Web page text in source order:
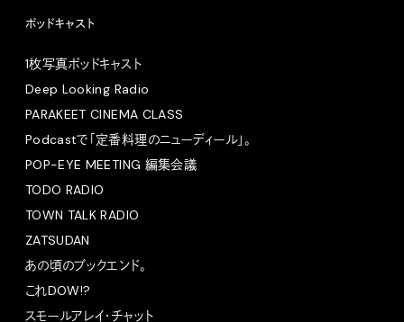
ポッドキャスト
1枚写真ポッドキャスト
Deep Looking Radio
PARAKEET CINEMA CLASS
Podcastで「定番料理のニューディール」。
POP-EYE MEETING 編集会議
TODO RADIO
TOWN TALK RADIO
ZATSUDAN
あの頃のブックエンド。
これDOW!?
スモールアレイ・チャット